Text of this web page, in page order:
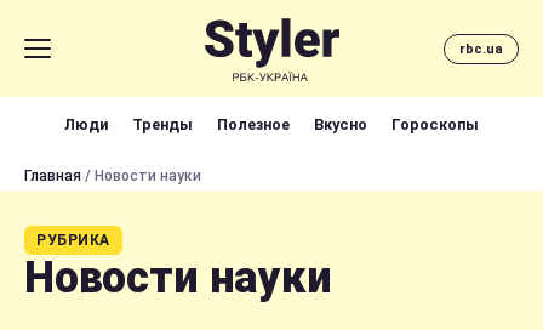
rbc.ua
Люди Тренды Полезное Вкусно Гороскопы
Главная / Новости науки
РУБРИКА
Новости науки